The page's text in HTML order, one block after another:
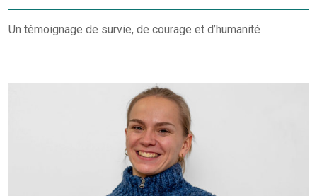
Un témoignage de survie, de courage et d’humanité